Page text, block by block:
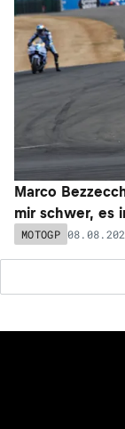
Marco
mir schwer, es
MOTOGP